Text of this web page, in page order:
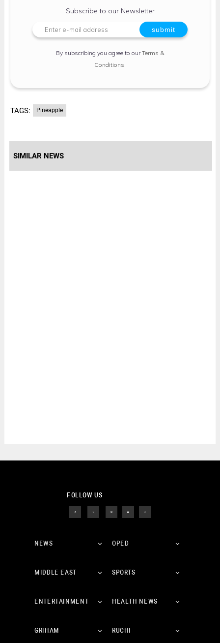
Subscribe to our Newsletter
By subscribing you agree to ourTerms &
Conditions
TAGS: Pineapple
SIMILAR NEWS
FOLLOW US
NEWS OPED
MIDDLE EAST SPORTS
ENTERTAINMENT HEALTH NEWS
GRIHAM RUCHI